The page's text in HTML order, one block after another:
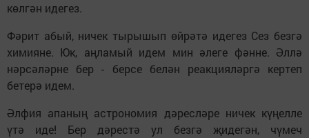
көлгән идегез.
Фәрит абый, ничек тырышып өйрәтә идегез Сез безгә
химияне. Юк, аңламый идем мин әлеге фәнне. Әллә
нәрсәләрне бер - берсе белән реакцияләргә кертеп
бетерә идем.
Әлфия апаның астрономия дәресләре ничек күңелле
үтә иде! Бер дәрестә ул безгә җидегән, чүмеч